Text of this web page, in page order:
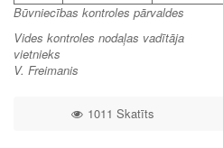
Būvniecības kontroles pārvaldes
Vides kontroles nodaļas vadītāja
vietnieks
V. Freimanis
1011 Skatīts